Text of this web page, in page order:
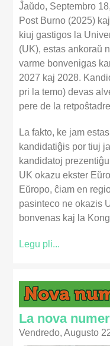
Ĵaŭdo, Septembro
Post Burno (2025)
kiuj gastigos la
(UK), estas ankoraŭ
varme bonvenigas
2027 kaj 2028.
pri la temo) devas
pere de la
La fakto, ke jam
kandidatiĝis por tiuj
kandidatoj
UK okazu ekster
Eŭropo, ĉiam en
pasinteco ne okazis
bonvenas kaj la
Legu pli...
La nova
Vendredo, Augusto